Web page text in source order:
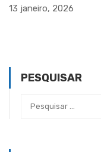
13 janeiro, 2026
PESQUISAR